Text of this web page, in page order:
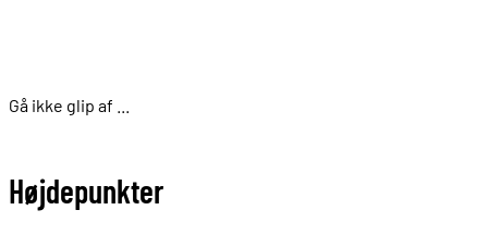
Gå ikke glip af ...
Højdepunkter